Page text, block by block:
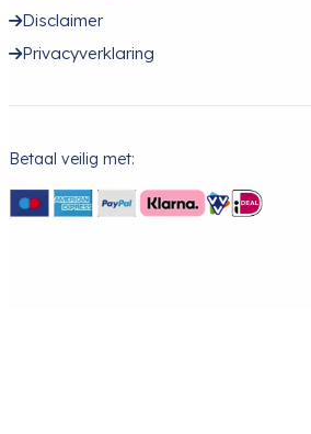
Disclaimer
Privacyverklaring
Betaal veilig met: